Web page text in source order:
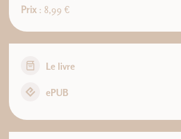
Prix: 8,99 €
Le livre
ePUB